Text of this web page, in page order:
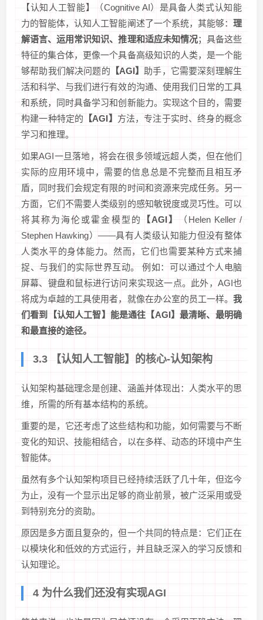
【认知人工智能】（Cognitive AI）是具备人类式认知能
力的智能体，认知人工智能阐述了一个系统，其能够： 理
解语言、运用常识知识、推理和适应未知情况；具备这些
特征的集合体，更像一个具备高级知识的人类，是一个能
够帮助我们解决问题的 【AGI】
助手，它需要深刻理解生
活和科学、与我们进行有效的沟通、使用我们日常的工具
和系统，同时具备学习和创新能力。实现这个目的，需要
构建一种特定的 【AGI】 方法，专注于实时、终身的概念
学习和推理。
如果AGI一旦落地，将会在很多领域远超人类，但在他们
实际的应用环境中，需要的信息总是不完整而且相互矛
盾，同时我们会规定有限的时间和资源来完成任务。另一
方面，它们不需要人类级别的感知敏锐度或灵巧性。可以
将其称为海伦或霍金模型的
【AGI】
（Helen Keller /
Stephen Hawking）——具有人类级认知能力但没有整体
人类水平的身体能力。然而，它们也需要某种方式来捕
捉、与我们的实际世界互动。 例如：可以通过个人电脑
屏幕、键盘和鼠标进行访问来实现这一点。此外，AGI也
将成为卓越的工具使用者，就像在办公室的员工一样。 我
们看到【认知人工智】能是通往【AGI】最清晰、最明确
和最直接的途径。
3.3 【认知人工智能】的核心-认知架构
认知架构基础理念是创建、涵盖并体现出：人类水平的思
维，所需的所有基本结构的系统。
重要的是，它还考虑了这些结构和功能，如何需要与不断
变化的知识、技能相结合，以在多样、动态的环境中产生
智能体。
虽然有多个认知架构项目已经持续活跃了几十年，但迄今
为止，没有一个显示出足够的商业前景，被广泛采用或受
到特别充分的资助。
原因是多方面且复杂的，但一个共同的特点是：它们正在
以模块化和低效的方式运行，并且缺乏深入的学习反馈和
认知理论。
4 为什么我们还没有实现AGI